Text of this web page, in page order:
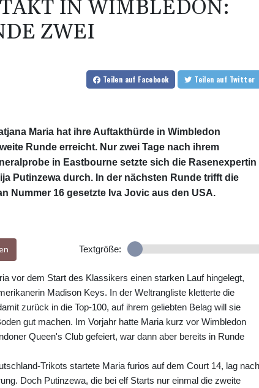
IN WIMBLEDON:
ZWEI
Teilen auf Facebook Teilen auf Twitter
Maria hat ihre Auftakthürde in Wimbledon
Runde erreicht. Nur zwei Tage nach ihrem
in Eastbourne setzte sich die Rasenexpertin
Putinzewa durch. In der nächsten Runde trifft die
Nummer 16 gesetzte Iva Jovic aus den USA.
Textgröße:
vor dem Start des Klassikers einen starken Lauf hingelegt,
Madison Keys. In der Weltrangliste kletterte die
zurück in die Top-100, auf ihrem geliebten Belag will sie
gut machen. Im Vorjahr hatte Maria kurz vor Wimbledon
Queen's Club gefeiert, war dann aber bereits in Runde
Trikots startete Maria furios auf dem Court 14, lag nach
Doch Putinzewa, die bei elf Starts nur einmal die zweite